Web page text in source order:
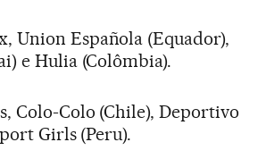
Union Española (Equador),
e Hulia (Colômbia).
Colo-Colo (Chile), Deportivo
Girls (Peru).